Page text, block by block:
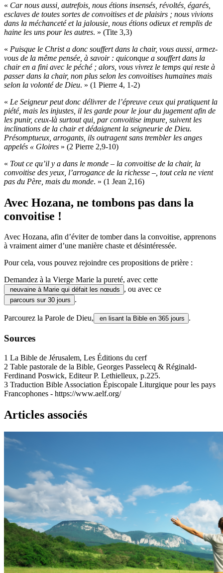
« Car nous aussi, autrefois, nous étions insensés, révoltés, égarés,
esclaves de toutes sortes de convoitises et de plaisirs ; nous vivions
dans la méchanceté et la jalousie, nous étions odieux et remplis de
haine les uns pour les autres. » (Tite 3,3)
« Puisque le Christ a donc souffert dans la chair, vous aussi, armez-
vous de la même pensée, à savoir : quiconque a souffert dans la
chair en a fini avec le péché ; alors, vous vivrez le temps qui reste à
passer dans la chair, non plus selon les convoitises humaines mais
selon la volonté de Dieu. » (1 Pierre 4, 1-2)
« Le Seigneur peut donc délivrer de l’épreuve ceux qui pratiquent la
piété, mais les injustes, il les garde pour le jour du jugement afin de
les punir, ceux-là surtout qui, par convoitise impure, suivent les
inclinations de la chair et dédaignent la seigneurie de Dieu.
Présomptueux, arrogants, ils outragent sans trembler les anges
appelés « Gloires » (2 Pierre 2,9-10)
« Tout ce qu’il y a dans le monde – la convoitise de la chair, la
convoitise des yeux, l’arrogance de la richesse –, tout cela ne vient
pas du Père, mais du monde. » (1 Jean 2,16)
Avec Hozana, ne tombons pas dans la
convoitise !
Avec Hozana, afin d’éviter de tomber dans la convoitise, apprenons
à vraiment aimer d’une manière chaste et désintéressée.
Pour cela, vous pouvez rejoindre ces propositions de prière :
Demandez à la Vierge Marie la pureté, avec cette
neuvaine à Marie qui défait les nœuds , ou avec ce
parcours sur 30 jours .
Parcourez la Parole de Dieu, en lisant la Bible en 365 jours .
Sources
1 La Bible de Jérusalem, Les Éditions du cerf
2 Table pastorale de la Bible, Georges Passelecq & Réginald-
Ferdinand Poswick, Editeur P. Lethielleux, p.225.
3 Traduction Bible Association Épiscopale Liturgique pour les pays
Francophones - https://www.aelf.org/
Articles associés